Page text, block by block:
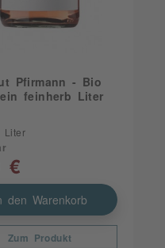
Pfirmann - Bio
feinherb Liter
Liter
€
den Warenkorb
Zum Produkt